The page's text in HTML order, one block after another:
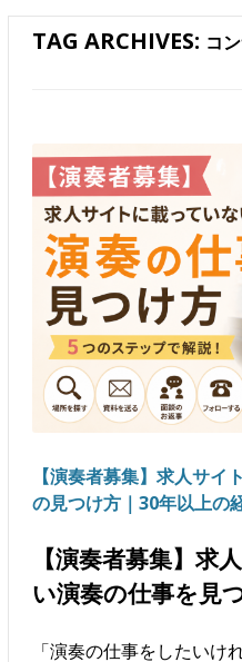
TAG ARCHIVES: コ
【演奏者募集】求人サ
の見つけ方｜30年以上の
【演奏者募集】求
い演奏の仕事を見
「演奏の仕事をしたいけ